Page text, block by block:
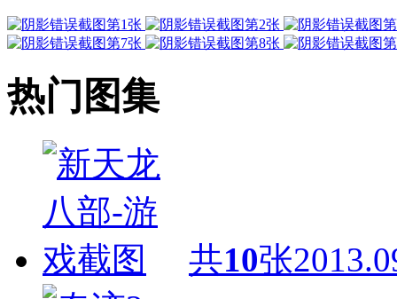
热门图集
共10张